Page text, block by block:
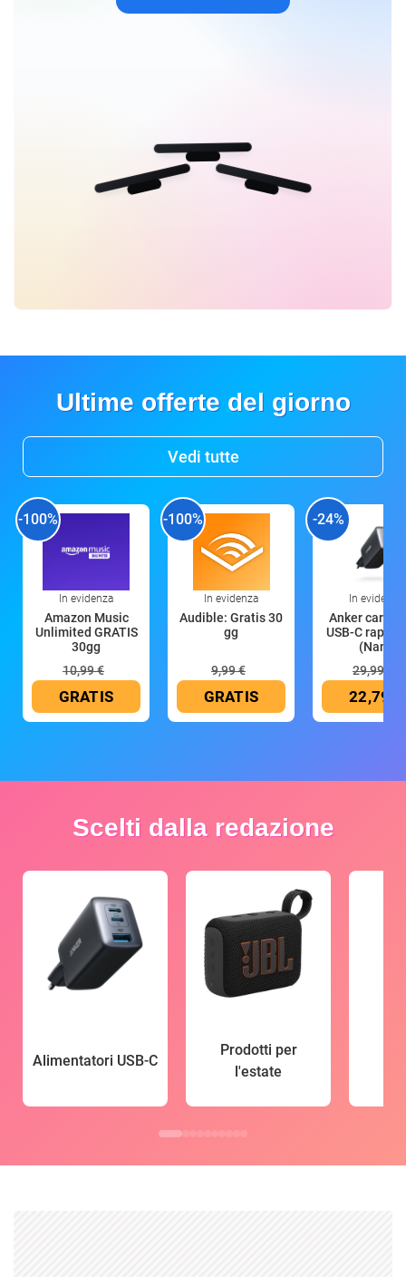
Ultime offerte del giorno
Vedi tutte
-100%
In evidenza
Amazon Music
Unlimited GRATIS
30gg
10,99 €
GRATIS
-100%
In evidenza
Audible: Gratis 30
gg
9,99 €
GRATIS
-24%
In evidenza
Anker
USB-C rapido
(Nano
29,99 €
22,79 €
Scelti dalla redazione
Alimentatori USB-C
Prodotti per
l'estate